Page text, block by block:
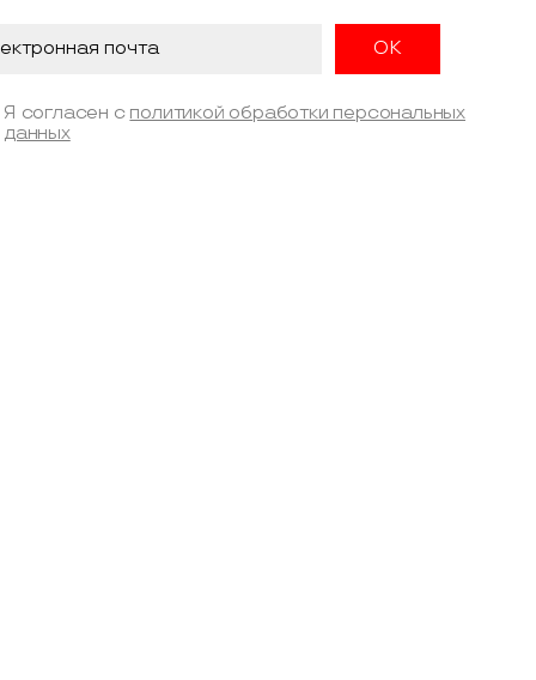
Я согласен с политикой обработки персональных
данных